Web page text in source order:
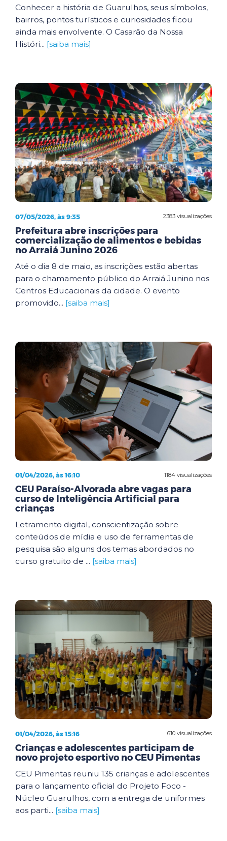
Conhecer a história de Guarulhos, seus símbolos,
bairros, pontos turísticos e curiosidades ficou
ainda mais envolvente. O Casarão da Nossa
Históri... [saiba mais]
2383 visualizações
07/05/2026, às 9:35
Prefeitura abre inscrições para
comercialização de alimentos e bebidas
no Arraiá Junino 2026
Até o dia 8 de maio, as inscrições estão abertas
para o chamamento público do Arraiá Junino nos
Centros Educacionais da cidade. O evento
promovido... [saiba mais]
1184 visualizações
01/04/2026, às 16:10
CEU Paraíso-Alvorada abre vagas para
curso de Inteligência Artificial para
crianças
Letramento digital, conscientização sobre
conteúdos de mídia e uso de ferramentas de
pesquisa são alguns dos temas abordados no
curso gratuito de ... [saiba mais]
610 visualizações
01/04/2026, às 15:16
Crianças e adolescentes participam de
novo projeto esportivo no CEU Pimentas
CEU Pimentas reuniu 135 crianças e adolescentes
para o lançamento oficial do Projeto Foco -
Núcleo Guarulhos, com a entrega de uniformes
aos parti... [saiba mais]